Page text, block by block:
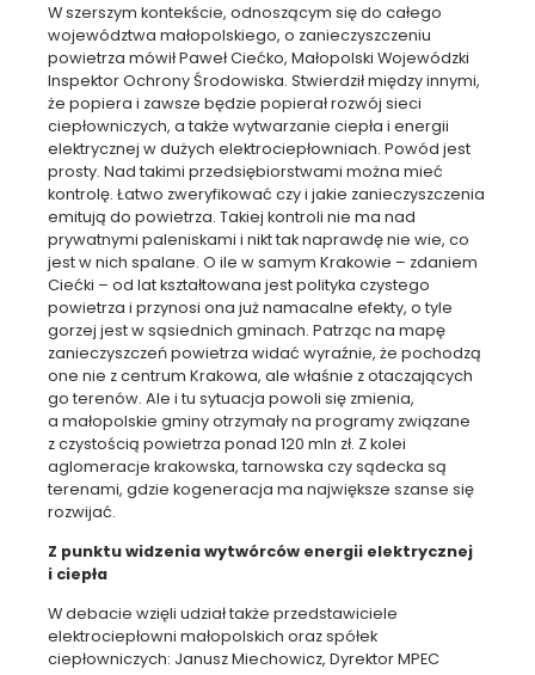
W szerszym kontekście, odnoszącym się do całego
województwa małopolskiego, o zanieczyszczeniu
powietrza mówił Paweł Ciećko, Małopolski Wojewódzki
Inspektor Ochrony Środowiska. Stwierdził między innymi,
że popiera i zawsze będzie popierał rozwój sieci
ciepłowniczych, a także wytwarzanie ciepła i energii
elektrycznej w dużych elektrociepłowniach. Powód jest
prosty. Nad takimi przedsiębiorstwami można mieć
kontrolę. Łatwo zweryfikować czy i jakie zanieczyszczenia
emitują do powietrza. Takiej kontroli nie ma nad
prywatnymi paleniskami i nikt tak naprawdę nie wie, co
jest w nich spalane. O ile w samym Krakowie – zdaniem
Ciećki – od lat kształtowana jest polityka czystego
powietrza i przynosi ona już namacalne efekty, o tyle
gorzej jest w sąsiednich gminach. Patrząc na mapę
zanieczyszczeń powietrza widać wyraźnie, że pochodzą
one nie z centrum Krakowa, ale właśnie z otaczających
go terenów. Ale i tu sytuacja powoli się zmienia,
a małopolskie gminy otrzymały na programy związane
z czystością powietrza ponad 120 mln zł. Z kolei
aglomeracje krakowska, tarnowska czy sądecka są
terenami, gdzie kogeneracja ma największe szanse się
rozwijać.
Z punktu widzenia wytwórców energii elektrycznej
i ciepła
W debacie wzięli udział także przedstawiciele
elektrociepłowni małopolskich oraz spółek
ciepłowniczych: Janusz Miechowicz, Dyrektor MPEC